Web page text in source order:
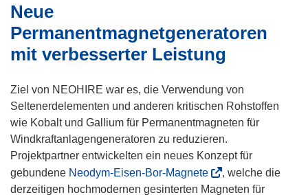
t
Neue
Permanentmagnetgeneratoren
mit verbesserter Leistung
Ziel von NEOHIRE war es, die Verwendung von
Seltenerdelementen und anderen kritischen Rohstoffen
wie Kobalt und Gallium für Permanentmagneten für
Windkraftanlagengeneratoren zu reduzieren.
Projektpartner entwickelten ein neues Konzept für
gebundene Neodym-Eisen-Bor-Magnete(
ö
, welche die
derzeitigen hochmodernen gesinterten Magneten für